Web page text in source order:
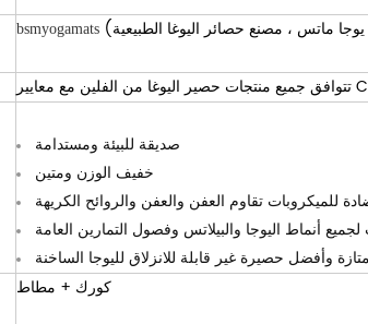
bsmyogamats
صديقة للبيئة ومستدامة
خفيف الوزن ومتين
للميكروبات تقاوم العفن والعفن والروائح الكريهة
أنماط اليوجا والبيلاتس وفصول التمارين العامة
وأفضل حصيرة غير قابلة للانزلاق لليوجا الساخنة
كورك + مطاط